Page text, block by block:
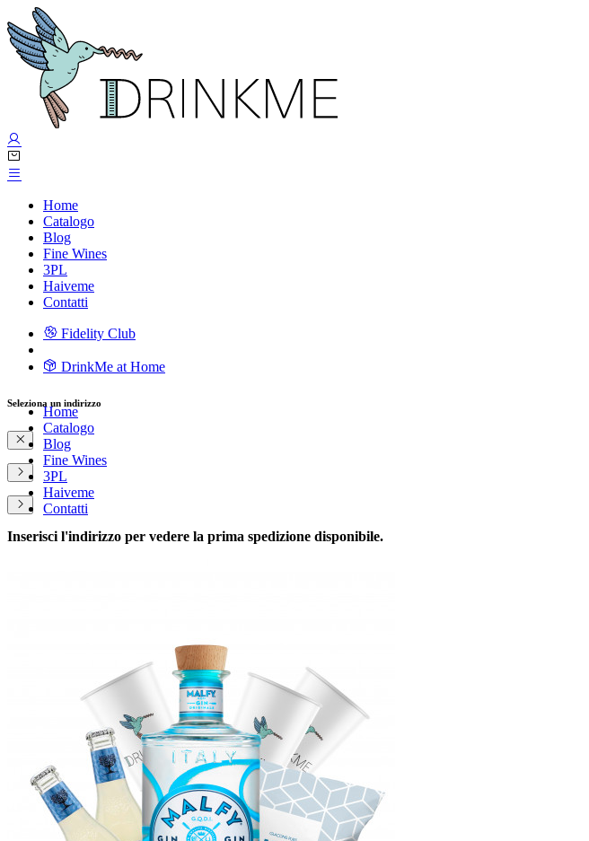
Home
Catalogo
Blog
Fine Wines
3PL
Haiveme
Contatti
Fidelity Club
DrinkMe at Home
Home
Catalogo
Blog
Fine Wines
3PL
Haiveme
Contatti
Seleziona un indirizzo
Inserisci l'indirizzo per vedere la prima spedizione disponibile.